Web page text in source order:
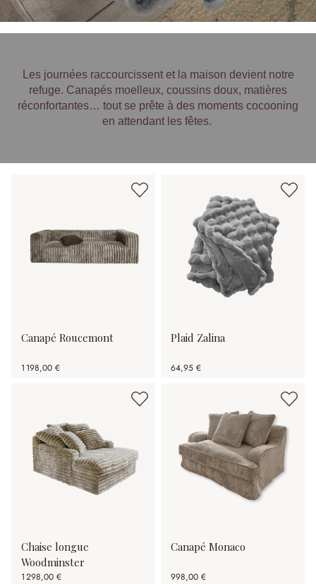
Les journées raccourcissent et la maison devient notre
refuge. Canapés moelleux, coussins doux, matières
réconfortantes… tout se prête à des moments cocooning
en attendant les fêtes.
Canapé Roucemont
1 198,00 €
Plaid Zalina
64,95 €
Chaise longue
Woodminster
1 298,00 €
Canapé Monaco
998,00 €